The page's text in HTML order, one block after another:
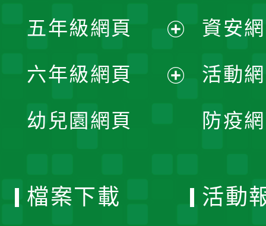
單
選
單
開
選
五年級網頁
開
六年級網頁
幼兒園網頁
資安
活動
防疫
檔案下載 活動